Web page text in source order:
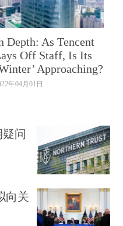
公司董事长约翰·桑顿
公司前全球总裁鲍达
加入并担任顾问，为
展建言献策。
出，“当前全球发展进
逐步获得市场认可。
制，目的是汇聚优质用
式，进一步提高严肃媒
。”
聚四方共识，迄今
Depth: As Tencent
Off Staff, Is Its
Approaching?
年04月01日
问
向关